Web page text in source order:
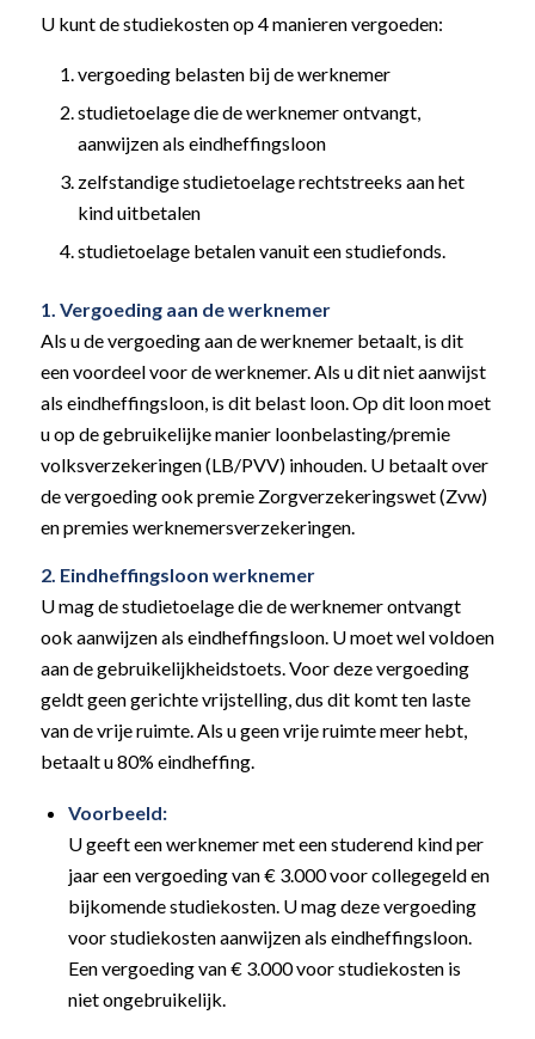
U kunt de studiekosten op 4 manieren vergoeden:
vergoeding belasten bij de werknemer
studietoelage die de werknemer ontvangt,
aanwijzen als eindheffingsloon
zelfstandige studietoelage rechtstreeks aan het
kind uitbetalen
studietoelage betalen vanuit een studiefonds.
1. Vergoeding aan de werknemer
Als u de vergoeding aan de werknemer betaalt, is dit
een voordeel voor de werknemer. Als u dit niet aanwijst
als eindheffingsloon, is dit belast loon. Op dit loon moet
u op de gebruikelijke manier loonbelasting/premie
volksverzekeringen (LB/PVV) inhouden. U betaalt over
de vergoeding ook premie Zorgverzekeringswet (Zvw)
en premies werknemersverzekeringen.
2. Eindheffingsloon werknemer
U mag de studietoelage die de werknemer ontvangt
ook aanwijzen als eindheffingsloon. U moet wel voldoen
aan de gebruikelijkheidstoets. Voor deze vergoeding
geldt geen gerichte vrijstelling, dus dit komt ten laste
van de vrije ruimte. Als u geen vrije ruimte meer hebt,
betaalt u 80% eindheffing.
Voorbeeld:
U geeft een werknemer met een studerend kind per
jaar een vergoeding van € 3.000 voor collegegeld en
bijkomende studiekosten. U mag deze vergoeding
voor studiekosten aanwijzen als eindheffingsloon.
Een vergoeding van € 3.000 voor studiekosten is
niet ongebruikelijk.